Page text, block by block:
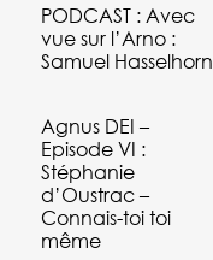
PODCAST : Avec
vue sur l’Arno :
Samuel Hasselhorn
Agnus DEI –
Episode VI :
Stéphanie
d’Oustrac –
Connais-toi toi
même